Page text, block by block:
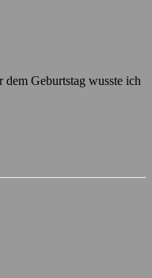
Geburtstag wusste ich